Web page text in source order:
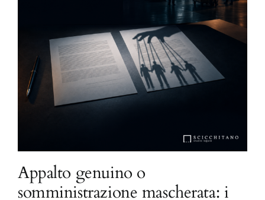
Appalto genuino o
somministrazione mascherata: i